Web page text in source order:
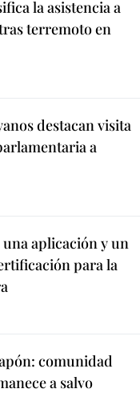
la asistencia a
terremoto en
destacan visita
a
aplicación y un
para la
comunidad
a salvo